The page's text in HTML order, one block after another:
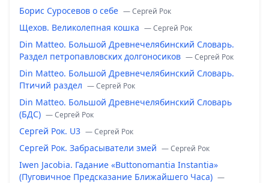
Борис Суросевов о себе — Сергей Рок
Щехов. Великолепная кошка — Сергей Рок
Din Matteo. Большой Древнечелябинский Словарь.
Раздел петропавловских долгоносиков — Сергей Рок
Din Matteo. Большой Древнечелябинский Словарь.
Птичий раздел — Сергей Рок
Din Matteo. Большой Древнечелябинский Словарь
(БДС) — Сергей Рок
Сергей Рок. U3 — Сергей Рок
Сергей Рок. Забрасыватели змей — Сергей Рок
Iwen Jacobia. Гадание «Buttonomantia Instantia»
(Пуговичное Предсказание Ближайшего Часа) —